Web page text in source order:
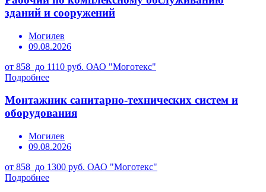
зданий и сооружений
Могилев
09.08.2026
от 858 до 1110 руб. ОАО "Моготекс"
Подробнее
Монтажник санитарно-технических систем и
оборудования
Могилев
09.08.2026
от 858 до 1300 руб. ОАО "Моготекс"
Подробнее